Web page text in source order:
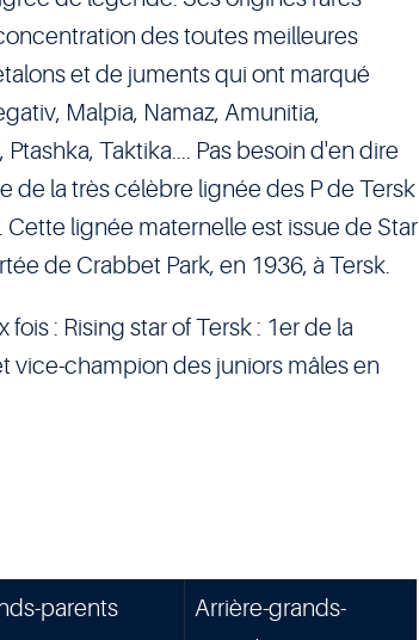
des toutes meilleures
et de juments qui ont marqué
Malpia, Namaz, Amunitia,
Taktika.... Pas besoin d'en dire
de la très célèbre lignée des P de Tersk
Cette lignée maternelle est issue de Star
de Crabbet Park, en 1936, à Tersk.
: Rising star of Tersk : 1er de la
vice-champion des juniors mâles en
parents
Arrière-grands-